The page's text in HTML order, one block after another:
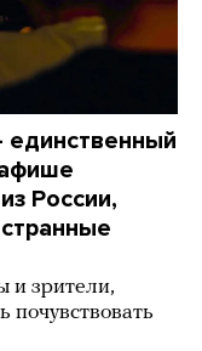
единственный
России,
и зрители,
почувствовать